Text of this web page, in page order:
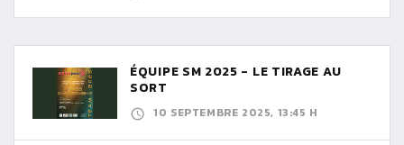
ÉQUIPE SM 2025 - LE TIRAGE AU
SORT
10 SEPTEMBRE 2025, 13:45 H